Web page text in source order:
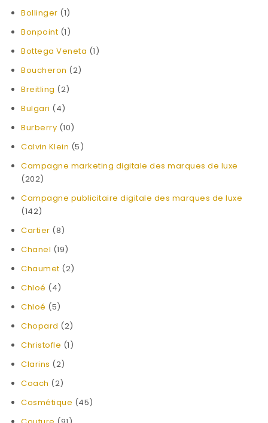
Bollinger (1)
Bonpoint (1)
Bottega Veneta (1)
Boucheron (2)
Breitling (2)
Bulgari (4)
Burberry (10)
Calvin Klein (5)
Campagne marketing digitale des marques de luxe
(202)
Campagne publicitaire digitale des marques de luxe
(142)
Cartier (8)
Chanel (19)
Chaumet (2)
Chloé (4)
Chloé (5)
Chopard (2)
Christofle (1)
Clarins (2)
Coach (2)
Cosmétique (45)